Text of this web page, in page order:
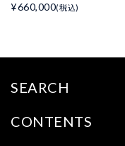
¥660,000(税込)
SEARCH
CONTENTS